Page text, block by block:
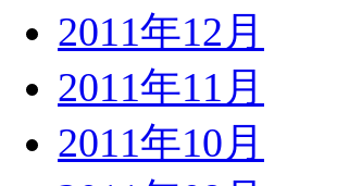
2011年12月
2011年11月
2011年10月